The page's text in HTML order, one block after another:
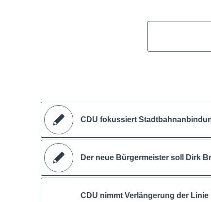
CDU fokussiert
Der neue Bürgermeister soll Dirk
CDU nimmt Verlängerung der